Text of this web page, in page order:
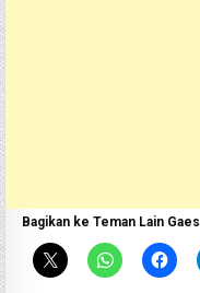
Bagikan ke Teman Lain Gaes